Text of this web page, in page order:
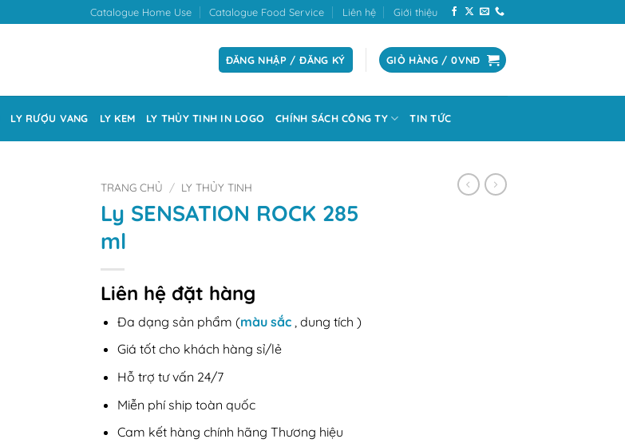
Catalogue Home Use Catalogue Food Service Liên hệ Giới thiệu
ĐĂNG NHẬP / ĐĂNG KÝ GIỎ HÀNG /0VNĐ
LY RƯỢU VANG LY KEM LY THỦY TINH IN LOGO CHÍNH SÁCH CÔNG TY TIN TỨC
TRANG CHỦ / LY THỦY TINH
Ly SENSATION ROCK 285
ml
Liên hệ đặt hàng
Đa dạng sản phẩm (màu sắc, dung tích )
Giá tốt cho khách hàng sỉ/lẻ
Hỗ trợ tư vấn 24/7
Miễn phí ship toàn quốc
Cam kết hàng chính hãng Thương hiệu